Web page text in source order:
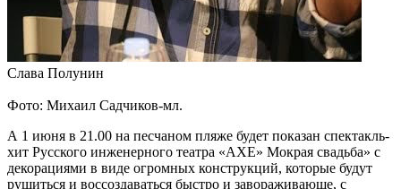
Слава Полунин
Фото: Михаил Садчиков-мл.
А 1 июня в 21.00 на песчаном пляже будет показан спектакль-
хит Русского инженерного театра «АХЕ» Мокрая свадьба» с
декорациями в виде огромных конструкций, которые будут
рушиться и воссоздаваться быстро и завораживающе, с